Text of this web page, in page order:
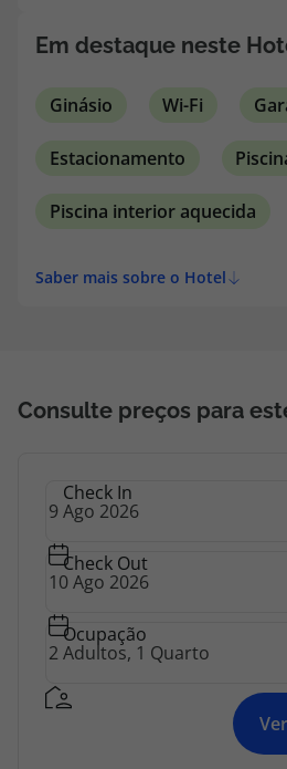
Em destaque neste
Ginásio Wi-Fi
Estacionamento
Piscina interior aquecida
Saber mais sobre o Hotel
Consulte preços para
Check In
Check Out
Ocupação